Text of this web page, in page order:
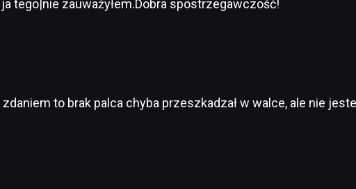
tego|nie zauważyłem.Dobra spostrzegawczość!
to brak palca chyba przeszkadzał w walce, ale nie